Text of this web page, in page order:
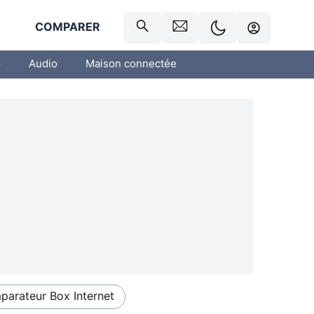
COMPARER
Audio Maison connectée
Box Internet